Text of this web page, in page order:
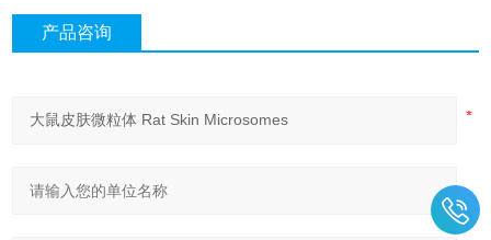
产品咨询